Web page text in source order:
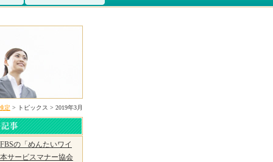
定 > トピックス > 2019年3月
の「めんたいワイ
サービスマナー協会